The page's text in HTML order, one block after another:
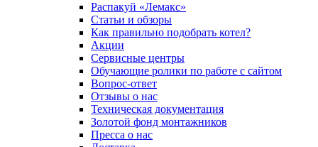
Распакуй «Лемакс»
Статьи и обзоры
Как правильно подобрать котел?
Акции
Сервисные центры
Обучающие ролики по работе с сайтом
Вопрос-ответ
Отзывы о нас
Техническая документация
Золотой фонд монтажников
Пресса о нас